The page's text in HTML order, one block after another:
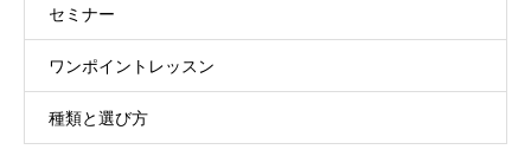
セミナー
ワンポイントレッスン
種類と選び方